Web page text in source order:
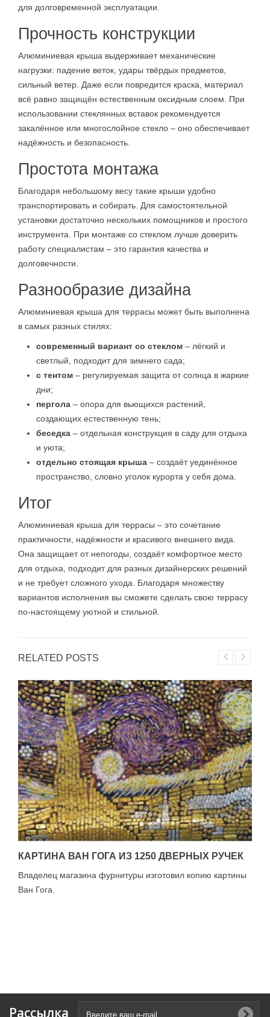
для долговременной эксплуатации.
Прочность конструкции
Алюминиевая крыша выдерживает механические
нагрузки: падение веток, удары твёрдых предметов,
сильный ветер. Даже если повредится краска, материал
всё равно защищён естественным оксидным слоем. При
использовании стеклянных вставок рекомендуется
закалённое или многослойное стекло – оно обеспечивает
надёжность и безопасность.
Простота монтажа
Благодаря небольшому весу такие крыши удобно
транспортировать и собирать. Для самостоятельной
установки достаточно нескольких помощников и простого
инструмента. При монтаже со стеклом лучше доверить
работу специалистам – это гарантия качества и
долговечности.
Разнообразие дизайна
Алюминиевая крыша для террасы может быть выполнена
в самых разных стилях:
современный вариант со стеклом – лёгкий и
светлый, подходит для зимнего сада;
с тентом – регулируемая защита от солнца в жаркие
дни;
пергола – опора для вьющихся растений,
создающих естественную тень;
беседка – отдельная конструкция в саду для отдыха
и уюта;
отдельно стоящая крыша – создаёт уединённое
пространство, словно уголок курорта у себя дома.
Итог
Алюминиевая крыша для террасы – это сочетание
практичности, надёжности и красивого внешнего вида.
Она защищает от непогоды, создаёт комфортное место
для отдыха, подходит для разных дизайнерских решений
и не требует сложного ухода. Благодаря множеству
вариантов исполнения вы сможете сделать свою террасу
по-настоящему уютной и стильной.
RELATED POSTS
КАРТИНА ВАН ГОГА ИЗ 1250 ДВЕРНЫХ РУЧЕК
Владелец магазина фурнитуры изготовил копию картины
Ван Гога.
Рассылка